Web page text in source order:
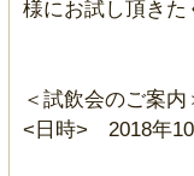
様にお試し頂きた
＜試飲会のご案内
<日時> 2018年